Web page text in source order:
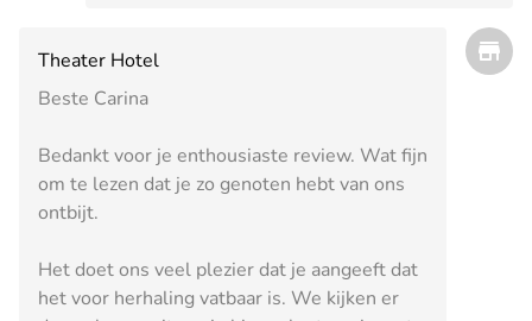
Theater Hotel
Beste Carina
Bedankt voor je enthousiaste review. Wat fijn
om te lezen dat je zo genoten hebt van ons
ontbijt.
Het doet ons veel plezier dat je aangeeft dat
het voor herhaling vatbaar is. We kijken er